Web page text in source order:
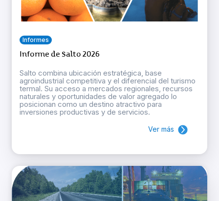
Informes
Informe de Salto 2026
Salto combina ubicación estratégica, base
agroindustrial competitiva y el diferencial del turismo
termal. Su acceso a mercados regionales, recursos
naturales y oportunidades de valor agregado lo
posicionan como un destino atractivo para
inversiones productivas y de servicios.
Ver más